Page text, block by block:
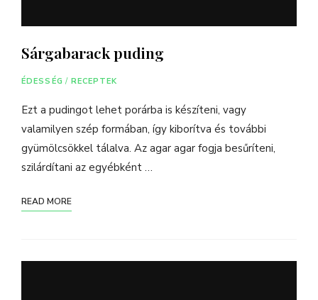
Sárgabarack puding
ÉDESSÉG / RECEPTEK
Ezt a pudingot lehet porárba is készíteni, vagy
valamilyen szép formában, így kiborítva és további
gyümölcsökkel tálalva. Az agar agar fogja besűríteni,
szilárdítani az egyébként …
READ MORE